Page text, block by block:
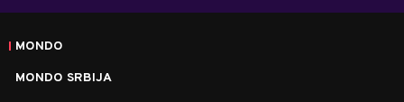
MONDO
MONDO SRBIJA